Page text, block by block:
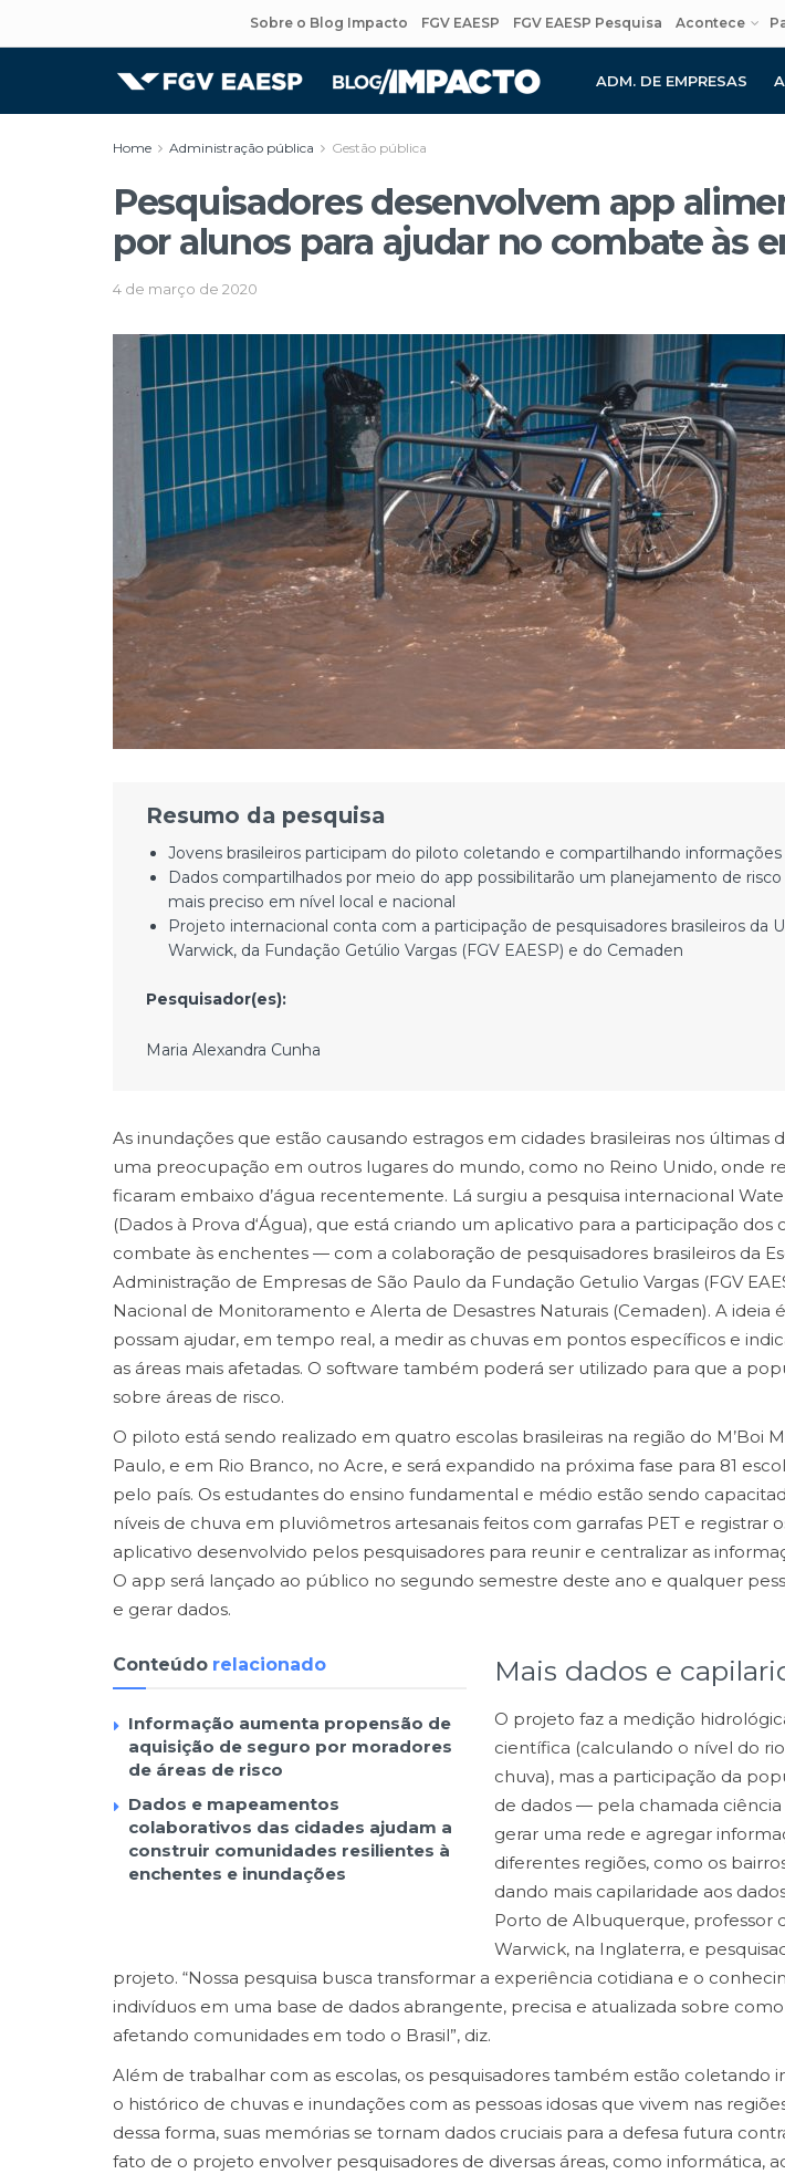
Sobre o Blog Impacto FGV EAESP FGV EAESP Pesquisa Acontece
ADM. DE EMPRESAS
Home Administração pública Gestão pública
Pesquisadores desenvolvem app
por alunos para ajudar no combate às
4 de março de 2020
Resumo da pesquisa
Jovens brasileiros participam do piloto coletando e compartilhando
Dados compartilhados por meio do app possibilitarão um planejamento de
mais preciso em nível local e nacional
Projeto internacional conta com a participação de pesquisadores brasileiros da
Warwick, da Fundação Getúlio Vargas (FGV EAESP) e do Cemaden
Pesquisador(es):
Maria Alexandra Cunha
As inundações que estão causando estragos em cidades brasileiras nos últimas
uma preocupação em outros lugares do mundo, como no Reino Unido, onde
ficaram embaixo d’água recentemente. Lá surgiu a pesquisa internacional
(Dados à Prova d‘Água), que está criando um aplicativo para a participação dos
combate às enchentes — com a colaboração de pesquisadores brasileiros da
Administração de Empresas de São Paulo da Fundação Getulio Vargas (FGV
Nacional de Monitoramento e Alerta de Desastres Naturais (Cemaden). A ideia
possam ajudar, em tempo real, a medir as chuvas em pontos específicos e
as áreas mais afetadas. O software também poderá ser utilizado para que a
sobre áreas de risco.
O piloto está sendo realizado em quatro escolas brasileiras na região do M’Boi
Paulo, e em Rio Branco, no Acre, e será expandido na próxima fase para 81
pelo país. Os estudantes do ensino fundamental e médio estão sendo
níveis de chuva em pluviômetros artesanais feitos com garrafas PET e registrar
aplicativo desenvolvido pelos pesquisadores para reunir e centralizar as
O app será lançado ao público no segundo semestre deste ano e qualquer
e gerar dados.
Conteúdo relacionado
Informação aumenta propensão de
aquisição de seguro por moradores
de áreas de risco
Dados e mapeamentos
colaborativos das cidades ajudam a
construir comunidades resilientes à
enchentes e inundações
Mais dados e
O projeto faz a medição
científica (calculando o nível do
chuva), mas a participação da
de dados — pela chamada
gerar uma rede e agregar
diferentes regiões, como os
dando mais capilaridade aos
Porto de Albuquerque, professor
Warwick, na Inglaterra, e
projeto. “Nossa pesquisa busca transformar a experiência cotidiana e o
indivíduos em uma base de dados abrangente, precisa e atualizada sobre
afetando comunidades em todo o Brasil”, diz.
Além de trabalhar com as escolas, os pesquisadores também estão coletando
o histórico de chuvas e inundações com as pessoas idosas que vivem nas
dessa forma, suas memórias se tornam dados cruciais para a defesa futura
fato de o projeto envolver pesquisadores de diversas áreas, como informática,